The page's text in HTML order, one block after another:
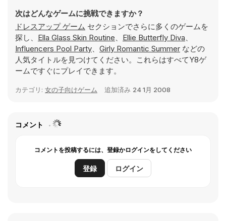
次はどんなゲームに挑戦できますか？
ドレスアップ ゲーム セクションでさらに多くのゲームを
探し、 Ella Glass Skin Routine、 Ellie Butterfly Diva、
Influencers Pool Party、 Girly Romantic Summer などの
人気タイトルを見つけてください。これらはすべてY8ゲ
ームですぐにプレイできます。
カテゴリ: 女の子向けゲーム 追加済み 24 1月 2008
コメント
コメントを投稿するには、登録かログインをしてください
登録 ログイン